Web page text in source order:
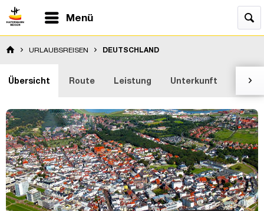
Menü
URLAUBSREISEN DEUTSCHLAND
Übersicht Route Leistung Unterkunft 